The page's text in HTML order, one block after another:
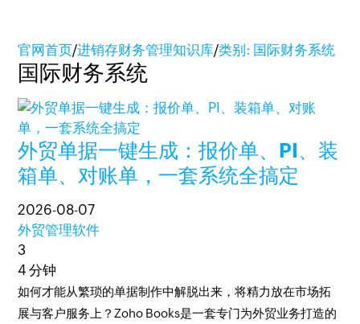
官网首页/进销存财务管理知识库/类别: 国际财务系统
国际财务系统
外贸单据一键生成：报价单、PI、装
箱单、对账单，一套系统全搞定
2026-08-07
外贸管理软件
3
4 分钟
如何才能从繁琐的单据制作中解脱出来，将精力放在市场拓
展与客户服务上？Zoho Books是一套专门为外贸业务打造的